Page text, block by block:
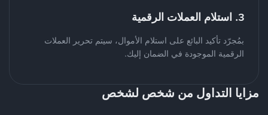
3. استلام العملات الرقمية
بمُجرّد تأكيد البائع على استلام الأموال، سيتم تحرير العملات
الرقمية الموجودة في الضمان إليك.
مزايا التداول من شخص لشخص